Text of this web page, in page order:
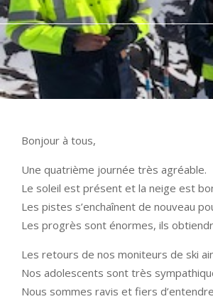
Bonjour à tous,
Une quatrième journée très agréable.
Le soleil est présent et la neige est
Les pistes s’enchaînent de nouveau
Les progrès sont énormes, ils
Les retours de nos moniteurs de ski
Nos adolescents sont très
Nous sommes ravis et fiers